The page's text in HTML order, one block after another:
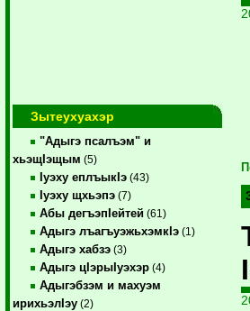
Зытеухуахэр
"Адыгэ псалъэм" и
хьэщIэщым (5)
Iуэху еплъыкIэ (43)
Iуэху щхьэпэ (7)
Абы дегъэпIейтей (61)
Адыгэ лъагъуэжьхэмкIэ (1)
Адыгэ хабзэ (3)
Адыгэ цIэрыIуэхэр (4)
Адыгэбзэм и махуэм
ирихьэлIэу (2)